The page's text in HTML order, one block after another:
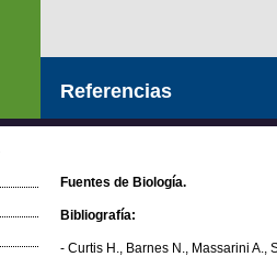
Referencias
Fuentes de Biología.
Bibliografía:
- Curtis H., Barnes N., Massarini A.,